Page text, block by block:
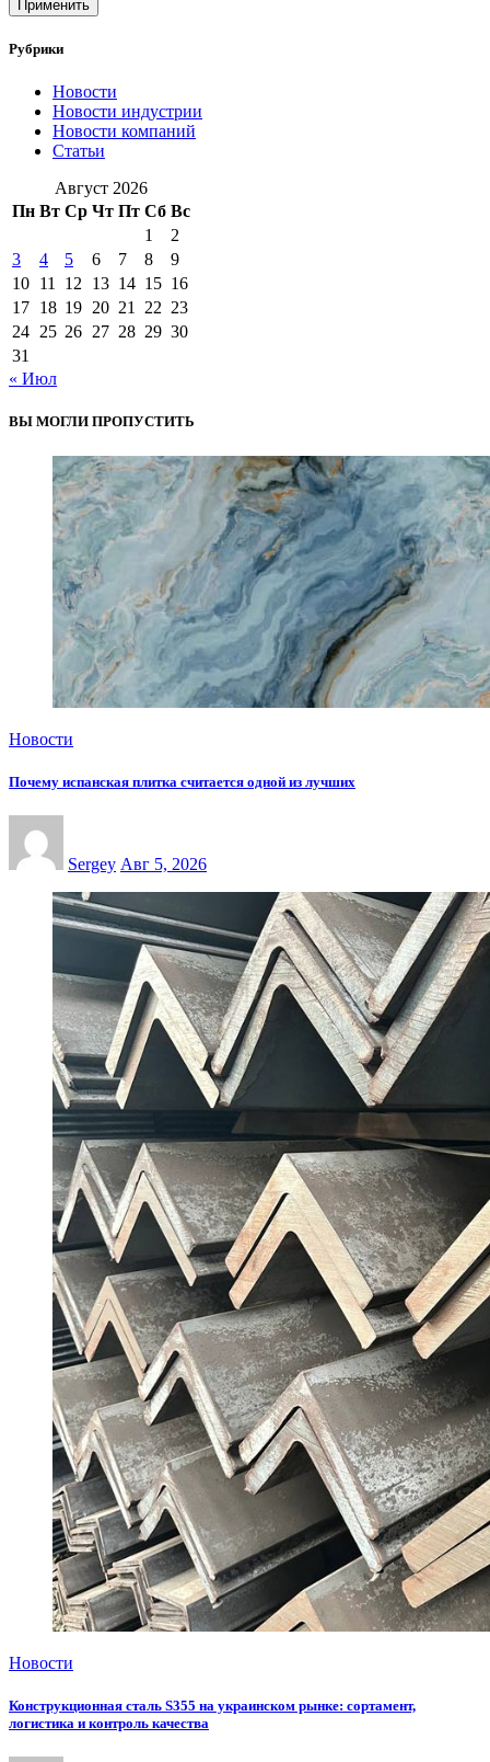
Применить
Рубрики
Новости
Новости индустрии
Новости компаний
Статьи
Август 2026
Пн Вт Ср Чт Пт Сб Вс
1
2
3
4 5 6 7 8
9
10 11 12 13 14 15 16
17 18 19 20 21 22 23
24 25 26 27 28 29 30
31
« Июл
ВЫ МОГЛИ ПРОПУСТИТЬ
Новости
Почему испанская плитка считается одной из лучших
Sergey Авг 5, 2026
Новости
Конструкционная сталь S355 на украинском рынке: сортамент,
логистика и контроль качества